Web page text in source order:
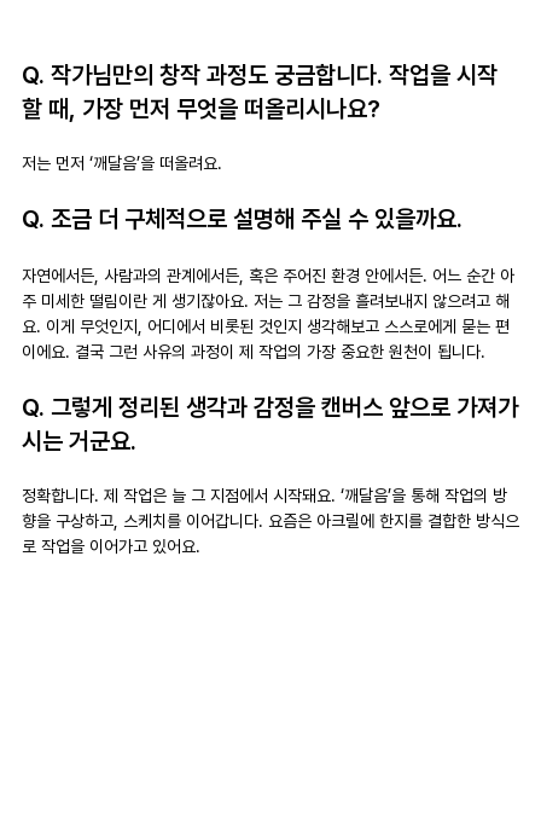
Q. 작가님만의 창작 과정도 궁금합니다. 작업을 시작
할 때, 가장 먼저 무엇을 떠올리시나요?
저는 먼저 ‘깨달음’을 떠올려요.
Q. 조금 더 구체적으로 설명해 주실 수 있을까요.
자연에서든, 사람과의 관계에서든, 혹은 주어진 환경 안에서든. 어느 순간 아
주 미세한 떨림이란 게 생기잖아요. 저는 그 감정을 흘려보내지 않으려고 해
요. 이게 무엇인지, 어디에서 비롯된 것인지 생각해보고 스스로에게 묻는 편
이에요. 결국 그런 사유의 과정이 제 작업의 가장 중요한 원천이 됩니다.
Q. 그렇게 정리된 생각과 감정을 캔버스 앞으로 가져가
시는 거군요.
정확합니다. 제 작업은 늘 그 지점에서 시작돼요. ‘깨달음’을 통해 작업의 방
향을 구상하고, 스케치를 이어갑니다. 요즘은 아크릴에 한지를 결합한 방식으
로 작업을 이어가고 있어요.